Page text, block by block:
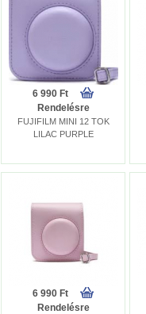
6 990 Ft
Rendelésre
FUJIFILM MINI 12 TOK
LILAC PURPLE
6 990 Ft
Rendelésre